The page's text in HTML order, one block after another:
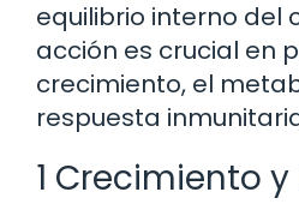
equilibrio interno del
acción es crucial en
crecimiento, el
respuesta
1 Crecimiento